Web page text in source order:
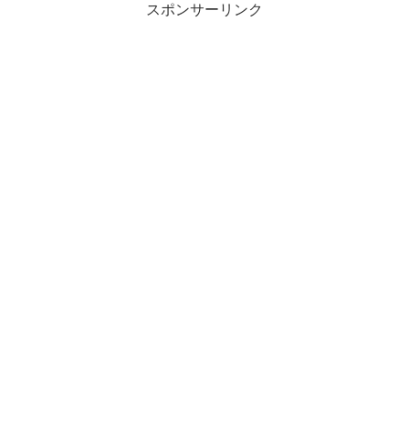
スポンサーリンク